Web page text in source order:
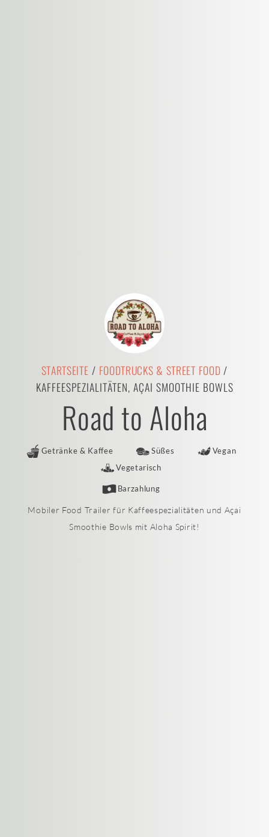
STARTSEITE / FOODTRUCKS & STREET FOOD/
KAFFEESPEZIALITÄTEN, AÇAI SMOOTHIE BOWLS
Road to Aloha
Getränke & Kaffee Süßes
Vegan
Vegetarisch
Barzahlung
Mobiler Food Trailer für Kaffeespezialitäten und Açai
Smoothie Bowls mit Aloha Spirit!